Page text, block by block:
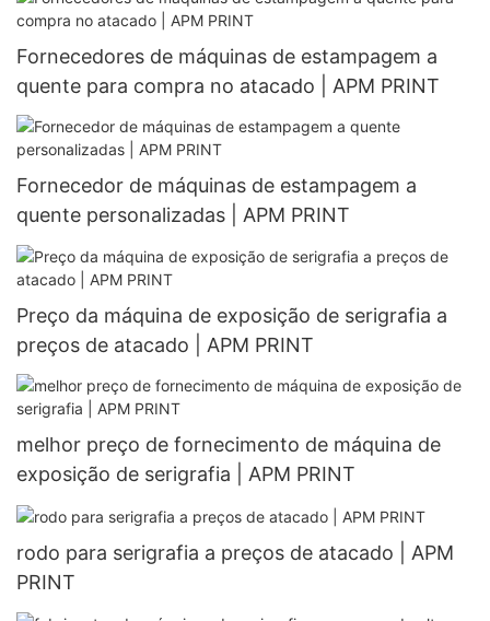
Fornecedores de máquinas de estampagem a
quente para compra no atacado | APM PRINT
Fornecedor de máquinas de estampagem a
quente personalizadas | APM PRINT
Preço da máquina de exposição de serigrafia a
preços de atacado | APM PRINT
melhor preço de fornecimento de máquina de
exposição de serigrafia | APM PRINT
rodo para serigrafia a preços de atacado | APM
PRINT